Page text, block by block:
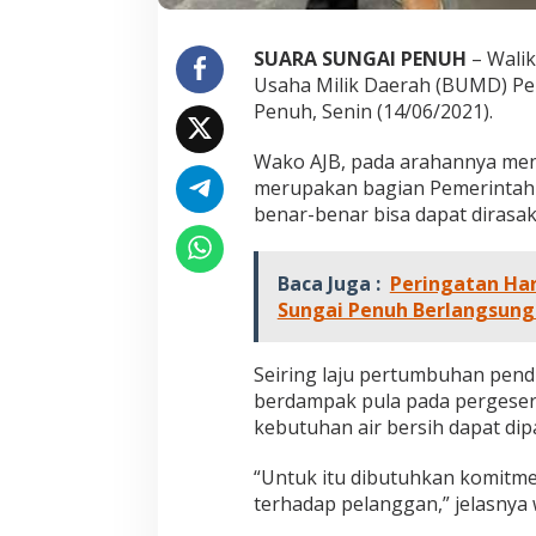
B
r
h
a
r
p
D
i
t
g
a
a
n
d
i
C
SUARA SUNGAI PENUH –
Usaha Milik Daerah (BUMD)
Penuh, Senin (14/06/2021).
Wako AJB, pada arahannya
merupakan bagian
benar-benar bisa dapat
Baca Juga : Peringatan
Sungai Penuh
Seiring laju pertumbuhan
berdampak pula pada
kebutuhan air bersih dapat
“Untuk itu dibutuhkan
terhadap pelanggan,” jelasnya
Jejak 69 Tahun dan Manifesto
Pembaharuan di Era Al Haris – Sani
Di DAERAH, INFORMASI, JAMBI, OPINI DAN ARTIKEL,
PEMERINTAHAN, PERISTIWA
| 6 Januari, 2026
Kinerja Terukur
Nyata: Mengapa
2025
PERISTIWA
| 18